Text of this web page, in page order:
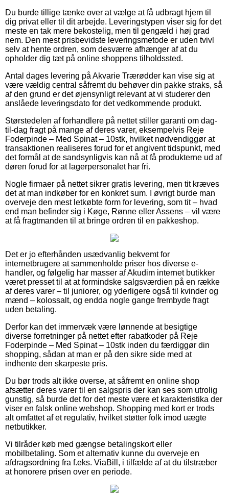
Du burde tillige tænke over at vælge at få udbragt hjem til
dig privat eller til dit arbejde. Leveringstypen viser sig for det
meste en tak mere bekostelig, men til gengæld i høj grad
nem. Den mest prisbevidste leveringsmetode er uden tvivl
selv at hente ordren, som desværre afhænger af at du
opholder dig tæt på online shoppens tilholdssted.
Antal dages levering på Akvarie Trærødder kan vise sig at
være vældig central såfremt du behøver din pakke straks, så
af den grund er det øjensynligt relevant at vi studerer den
anslåede leveringsdato for det vedkommende produkt.
Størstedelen af forhandlere på nettet stiller garanti om dag-
til-dag fragt på mange af deres varer, eksempelvis Reje
Foderpinde – Med Spinat – 10stk, hvilket nødvendiggør at
transaktionen realiseres forud for et angivent tidspunkt, med
det formål at de sandsynligvis kan nå at få produkterne ud af
døren forud for at lagerpersonalet har fri.
Nogle firmaer på nettet sikrer gratis levering, men tit kræves
det at man indkøber for en konkret sum. I øvrigt burde man
overveje den mest letkøbte form for levering, som tit – hvad
end man befinder sig i Køge, Rønne eller Assens – vil være
at få fragtmanden til at bringe ordren til en pakkeshop.
Det er jo efterhånden usædvanlig bekvemt for
internetbrugere at sammenholde priser hos diverse e-
handler, og følgelig har masser af Akudim internet butikker
været presset til at at formindske salgsværdien på en række
af deres varer – til juniorer, og yderligere også til kvinder og
mænd – kolossalt, og endda nogle gange frembyde fragt
uden betaling.
Derfor kan det immervæk være lønnende at besigtige
diverse forretninger på nettet efter rabatkoder på Reje
Foderpinde – Med Spinat – 10stk inden du færdiggør din
shopping, sådan at man er på den sikre side med at
indhente den skarpeste pris.
Du bør trods alt ikke overse, at såfremt en online shop
afsætter deres varer til en salgspris der kan ses som utrolig
gunstig, så burde det for det meste være et karakteristika der
viser en falsk online webshop. Shopping med kort er trods
alt omfattet af et regulativ, hvilket støtter folk imod uægte
netbutikker.
Vi tilråder køb med gængse betalingskort eller
mobilbetaling. Som et alternativ kunne du overveje en
afdragsordning fra f.eks. ViaBill, i tilfælde af at du tilstræber
at honorere prisen over en periode.